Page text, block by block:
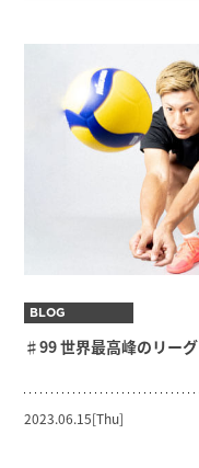
BLOG
♯99 世界最高峰のリーグ
2023.06.15[Thu]